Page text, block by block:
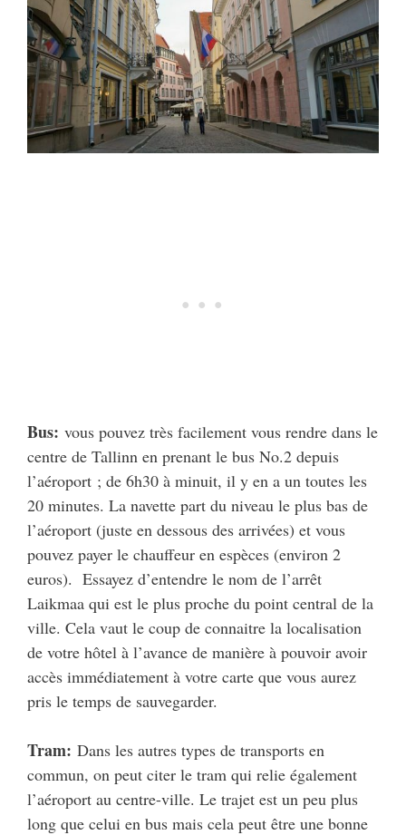
Bus: vous pouvez très facilement vous rendre dans le
centre de Tallinn en prenant le bus No.2 depuis
l’aéroport ; de 6h30 à minuit, il y en a un toutes les
20 minutes. La navette part du niveau le plus bas de
l’aéroport (juste en dessous des arrivées) et vous
pouvez payer le chauffeur en espèces (environ 2
euros). Essayez d’entendre le nom de l’arrêt
Laikmaa qui est le plus proche du point central de la
ville. Cela vaut le coup de connaitre la localisation
de votre hôtel à l’avance de manière à pouvoir avoir
accès immédiatement à votre carte que vous aurez
pris le temps de sauvegarder.
Tram: Dans les autres types de transports en
commun, on peut citer le tram qui relie également
l’aéroport au centre-ville. Le trajet est un peu plus
long que celui en bus mais cela peut être une bonne